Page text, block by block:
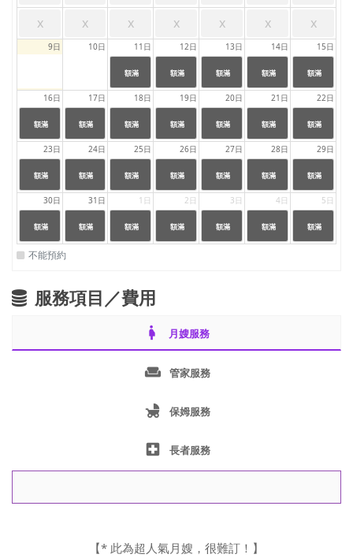
x
x x x x x x
9日 10日 11日 12日 13日 14日 15日
額滿
|
23:59
額滿
|
23:59
額滿
|
23:59
額滿
|
23:59
額滿
|
23:59
16日 17日 18日 19日 20日 21日 22日
額滿
|
23:59
額滿
|
23:59
額滿
|
23:59
額滿
|
23:59
額滿
|
23:59
額滿
|
23:59
額滿
|
23:59
23日 24日 25日 26日 27日 28日 29日
額滿
|
23:59
額滿
|
23:59
額滿
|
23:59
額滿
|
23:59
額滿
|
23:59
額滿
|
23:59
額滿
|
23:59
30日 31日 1日 2日 3日 4日 5日
額滿
|
23:59
額滿
|
23:59
額滿
|
23:59
額滿
|
23:59
額滿
|
23:59
額滿
|
23:59
額滿
|
23:59
不能預約
服務項目／費用
pregnant_woman 月嫂服務
weekend 管家服務
child_friendly 保姆服務
local_hospital 長者服務
【* 此為超人氣月嫂，很難訂！】